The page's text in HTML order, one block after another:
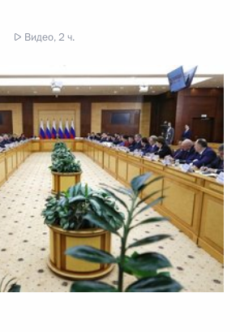
Видео, 2 ч.